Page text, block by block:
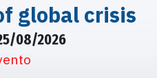
global crisis
08/2026